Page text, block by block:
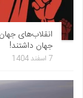
انقلاب‌های
جهان داشتند!
7 اسفند 1404